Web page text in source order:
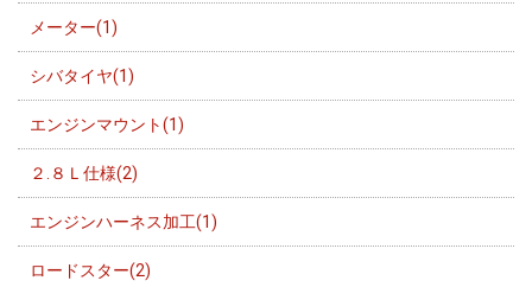
メーター(1)
シバタイヤ(1)
エンジンマウント(1)
２.８Ｌ仕様(2)
エンジンハーネス加工(1)
ロードスター(2)